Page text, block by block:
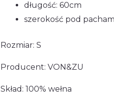
długość: 60cm
szerokość pod
Rozmiar: S
Producent: VON&ZU
Skład: 100% wełna